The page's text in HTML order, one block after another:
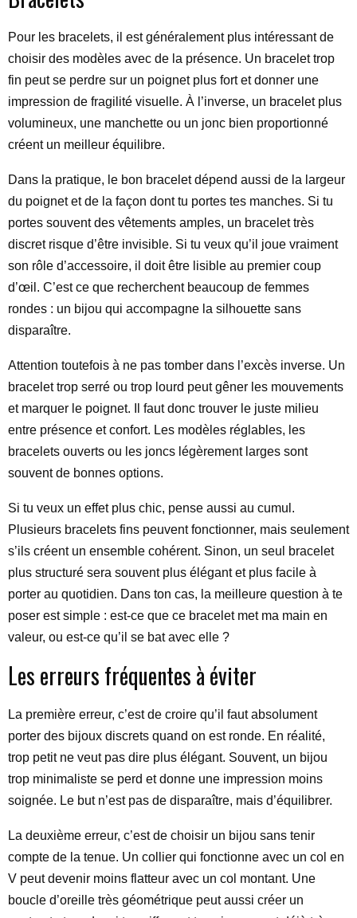
Pour les bracelets, il est généralement plus intéressant de
choisir des modèles avec de la présence. Un bracelet trop
fin peut se perdre sur un poignet plus fort et donner une
impression de fragilité visuelle. À l’inverse, un bracelet plus
volumineux, une manchette ou un jonc bien proportionné
créent un meilleur équilibre.
Dans la pratique, le bon bracelet dépend aussi de la largeur
du poignet et de la façon dont tu portes tes manches. Si tu
portes souvent des vêtements amples, un bracelet très
discret risque d’être invisible. Si tu veux qu’il joue vraiment
son rôle d’accessoire, il doit être lisible au premier coup
d’œil. C’est ce que recherchent beaucoup de femmes
rondes : un bijou qui accompagne la silhouette sans
disparaître.
Attention toutefois à ne pas tomber dans l’excès inverse. Un
bracelet trop serré ou trop lourd peut gêner les mouvements
et marquer le poignet. Il faut donc trouver le juste milieu
entre présence et confort. Les modèles réglables, les
bracelets ouverts ou les joncs légèrement larges sont
souvent de bonnes options.
Si tu veux un effet plus chic, pense aussi au cumul.
Plusieurs bracelets fins peuvent fonctionner, mais seulement
s’ils créent un ensemble cohérent. Sinon, un seul bracelet
plus structuré sera souvent plus élégant et plus facile à
porter au quotidien. Dans ton cas, la meilleure question à te
poser est simple : est-ce que ce bracelet met ma main en
valeur, ou est-ce qu’il se bat avec elle ?
Les erreurs fréquentes à éviter
La première erreur, c’est de croire qu’il faut absolument
porter des bijoux discrets quand on est ronde. En réalité,
trop petit ne veut pas dire plus élégant. Souvent, un bijou
trop minimaliste se perd et donne une impression moins
soignée. Le but n’est pas de disparaître, mais d’équilibrer.
La deuxième erreur, c’est de choisir un bijou sans tenir
compte de la tenue. Un collier qui fonctionne avec un col en
V peut devenir moins flatteur avec un col montant. Une
boucle d’oreille très géométrique peut aussi créer un